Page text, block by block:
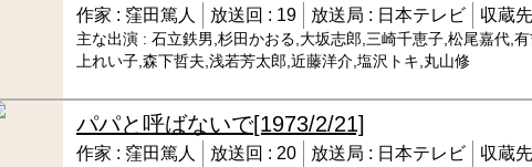
作家 : 窪田篤人 放送回 : 19 放送局 : 日本テレビ 収蔵
主な出演 : 石立鉄男,杉田かおる,大坂志郎,三崎千恵子,松尾嘉代,
上れい子,森下哲夫,浅若芳太郎,近藤洋介,塩沢トキ,丸山修
パパと呼ばないで[1973/2/21]
作家 : 窪田篤人 放送回 : 20 放送局 : 日本テレビ 収蔵